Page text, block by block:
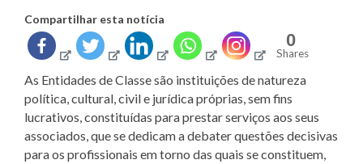
Compartilhar esta notícia
0
Shares
As Entidades de Classe são instituições de natureza
política, cultural, civil e jurídica próprias, sem fins
lucrativos, constituídas para prestar serviços aos seus
associados, que se dedicam a debater questões decisivas
para os profissionais em torno das quais se constituem,